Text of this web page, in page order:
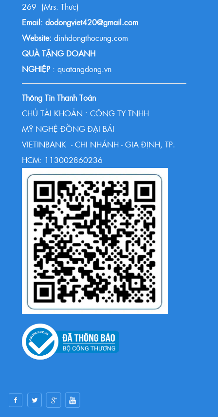
269 (Mrs. Thực)
Email: dodongviet420@gmail.com
Website: dinhdongthocung.com
QUÀ TẶNG DOANH
NGHIỆP : quatangdong.vn
Thông Tin Thanh Toán
CHỦ TÀI KHOẢN : CÔNG TY TNHH
MỸ NGHỆ ĐỒNG ĐẠI BÁI
VIETINBANK - CHI NHÁNH - GIA ĐỊNH, TP.
HCM: 113002860236